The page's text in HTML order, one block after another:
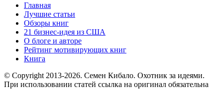
Главная
Лучшие статьи
Обзоры книг
21 бизнес-идея из США
О блоге и авторе
Рейтинг мотивирующих книг
Книга
© Copyright 2013-2026. Семен Кибало. Охотник за идеями.
При использовании статей ссылка на оригинал обязательна